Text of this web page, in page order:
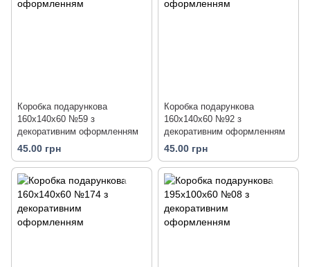
Коробка подарункова
160х140х60 №59 з
декоративним оформленням
45.00 грн
Коробка подарункова
160х140х60 №92 з
декоративним оформленням
45.00 грн